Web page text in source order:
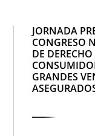
JORNADA
CONGRESO
DE
GRANDES